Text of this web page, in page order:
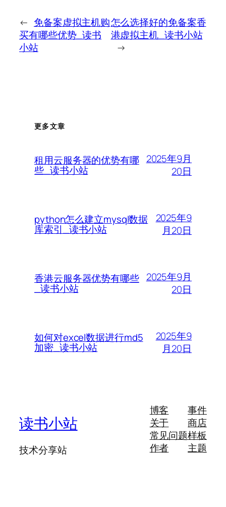
← 免备案虚拟主机购
买有哪些优势_读书
小站
怎么选择好的免备案香
港虚拟主机_读书小站
→
更多文章
租用云服务器的优势有哪
些_读书小站
2025年9月
20日
python怎么建立mysql数据
库索引_读书小站
2025年9
月20日
香港云服务器优势有哪些
_读书小站
2025年9月
20日
如何对excel数据进行md5
加密_读书小站
2025年9
月20日
读书小站
技术分享站
博客
关于
常见问题
作者
事件
商店
样板
主题